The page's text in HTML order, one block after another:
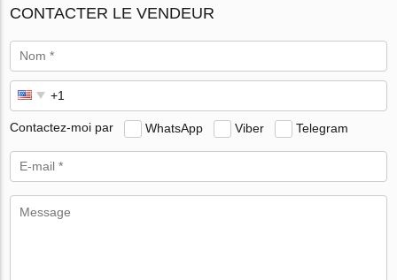
CONTACTER LE VENDEUR
Contactez-moi par WhatsApp Viber Telegram